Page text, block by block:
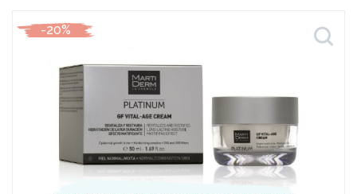
-20%